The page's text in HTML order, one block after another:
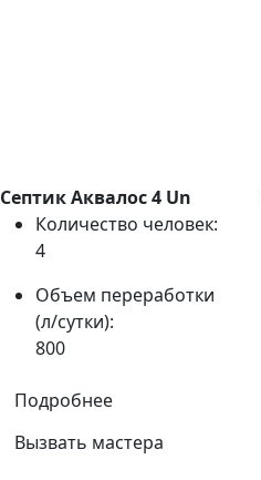
Септик Аквалос 4 Un
Количество человек:
4
Объем переработки
(л/сутки):
800
Подробнее
Вызвать мастера